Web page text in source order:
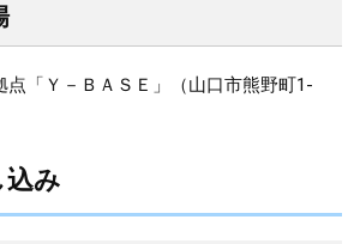
点「Ｙ－ＢＡＳＥ」（山口市熊野町1-
み